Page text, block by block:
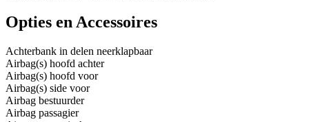
Opties en Accessoires
Achterbank in delen neerklapbaar
Airbag(s) hoofd achter
Airbag(s) hoofd voor
Airbag(s) side voor
Airbag bestuurder
Airbag passagier